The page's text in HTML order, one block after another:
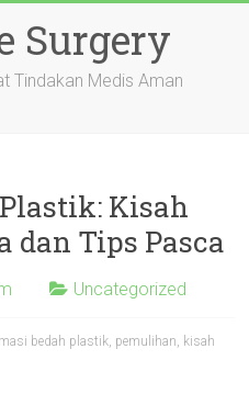
Surgery
Tindakan Medis Aman
Kisah
dan Tips Pasca
Uncategorized
bedah plastik, pemulihan, kisah